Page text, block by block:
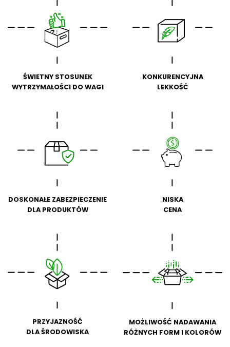
ŚWIETNY STOSUNEK
WYTRZYMAŁOŚCI DO WAGI
KONKURENCYJNA
LEKKOŚĆ
DOSKONAŁE ZABEZPIECZENIE
DLA PRODUKTÓW
NISKA
CENA
PRZYJAZNOŚĆ
DLA ŚRODOWISKA
MOŻLIWOŚĆ NADAWANIA
RÓŻNYCH FORM I KOLORÓW